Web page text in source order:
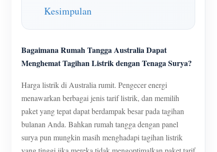
Mulai Cepat Produk
FAQ
Berita
Blog
Masyarakat
Pengembang
Mengeksplorasi
Program Hadiah
Kontak
Tentang kami
Kesimpulan
Bagaimana Rumah Tangga Australia Dapat
Menghemat Tagihan Listrik dengan Tenaga Surya?
Harga listrik di Australia rumit. Pengecer energi
menawarkan berbagai jenis tarif listrik, dan memilih
paket yang tepat dapat berdampak besar pada tagihan
bulanan Anda. Bahkan rumah tangga dengan panel
surya pun mungkin masih menghadapi tagihan listrik